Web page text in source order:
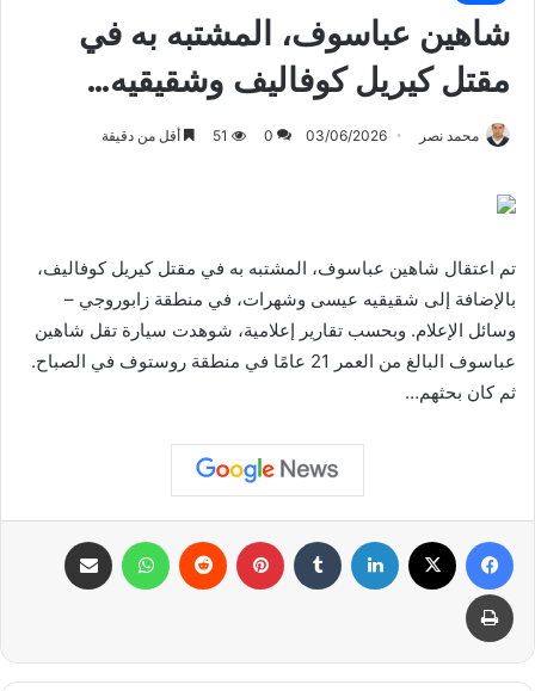
شاهين عباسوف، المشتبه به في
مقتل كيريل كوفاليف وشقيقيه…
محمد نصر 03/06/2026
0
51 أقل من دقيقة
تم اعتقال شاهين عباسوف، المشتبه به في مقتل كيريل كوفاليف،
بالإضافة إلى شقيقيه عيسى وشهرات، في منطقة زابوروجي –
وسائل الإعلام. وبحسب تقارير إعلامية، شوهدت سيارة تقل شاهين
عباسوف البالغ من العمر 21 عامًا في منطقة روستوف في الصباح.
ثم كان بحثهم…
فيسبوك لينكدإن بينتيريست واتساب
طباعة